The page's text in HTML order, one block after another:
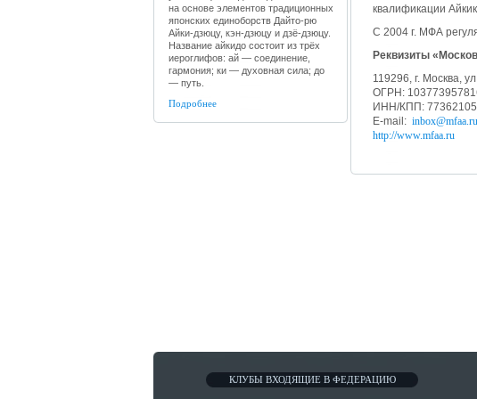
на основе элементов традиционных
японских единоборств Дайто-рю
Айки-дзюцу, кэн-дзюцу и дзё-дзюцу.
Название айкидо состоит из трёх
иероглифов: ай — соединение,
гармония; ки — духовная сила; до
— путь.
Подробнее
квалификации
С 2004 г. МФА
Реквизиты
119296, г. Москва,
ОГРН:
ИНН/КПП:
E-mail: inbox@mfaa.ru
http://www.mfaa.ru
КЛУБЫ ВХОДЯЩИЕ В ФЕДЕРАЦИЮ